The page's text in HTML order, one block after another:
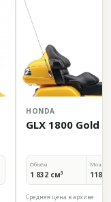
HONDA
GLX 1800 Gold
Объём
1 832 см³ 118
Средняя цена в архиве